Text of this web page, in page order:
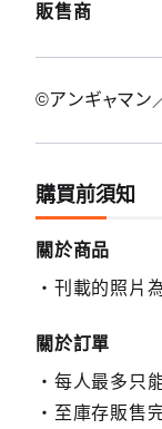
販售商
©アンギャマン
購買前須知
關於商品
刊載的照片
關於訂單
每人最多只
至庫存販售